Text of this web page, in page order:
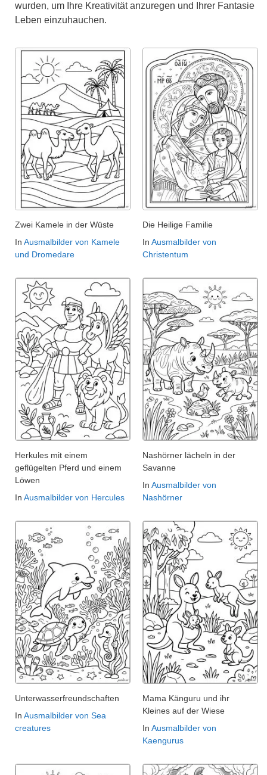
wurden, um Ihre Kreativität anzuregen und Ihrer Fantasie
Leben einzuhauchen.
Zwei Kamele in der Wüste
In Ausmalbilder von Kamele
und Dromedare
Die Heilige Familie
In Ausmalbilder von
Christentum
Herkules mit einem
geflügelten Pferd und einem
Löwen
In Ausmalbilder von Hercules
Nashörner lächeln in der
Savanne
In Ausmalbilder von
Nashörner
Unterwasserfreundschaften
In Ausmalbilder von Sea
creatures
Mama Känguru und ihr
Kleines auf der Wiese
In Ausmalbilder von
Kaengurus